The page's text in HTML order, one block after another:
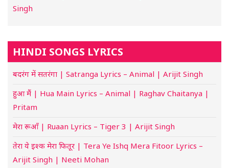
Singh
HINDI SONGS LYRICS
बदरंग में सतरंगा | Satranga Lyrics – Animal | Arijit Singh
हुआ मैं | Hua Main Lyrics – Animal | Raghav Chaitanya |
Pritam
मेरा रूआँ | Ruaan Lyrics – Tiger 3 | Arijit Singh
तेरा ये इश्क मेरा फितूर | Tera Ye Ishq Mera Fitoor Lyrics –
Arijit Singh | Neeti Mohan